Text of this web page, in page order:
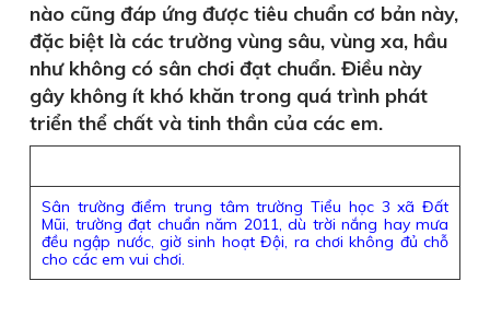
nào cũng đáp ứng được tiêu chuẩn cơ bản này,
đặc biệt là các trường vùng sâu, vùng xa, hầu
như không có sân chơi đạt chuẩn. Điều này
gây không ít khó khăn trong quá trình phát
triển thể chất và tinh thần của các em.
Sân trường điểm trung tâm trường Tiểu học 3 xã Đất
Mũi, trường đạt chuẩn năm 2011, dù trời nắng hay mưa
đều ngập nước, giờ sinh hoạt Đội, ra chơi không đủ chỗ
cho các em vui chơi.